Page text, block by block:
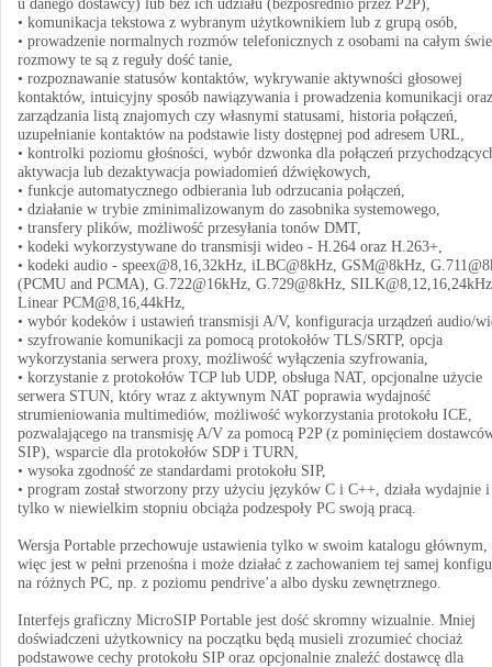
u danego dostawcy) lub bez ich udziału (bezpośrednio przez P2P),
• komunikacja tekstowa z wybranym użytkownikiem lub z grupą osób,
• prowadzenie normalnych rozmów telefonicznych z osobami na całym
rozmowy te są z reguły dość tanie,
• rozpoznawanie statusów kontaktów, wykrywanie aktywności głosowej
kontaktów, intuicyjny sposób nawiązywania i prowadzenia komunikacji oraz
zarządzania listą znajomych czy własnymi statusami, historia połączeń,
uzupełnianie kontaktów na podstawie listy dostępnej pod adresem URL,
• kontrolki poziomu głośności, wybór dzwonka dla połączeń
aktywacja lub dezaktywacja powiadomień dźwiękowych,
• funkcje automatycznego odbierania lub odrzucania połączeń,
• działanie w trybie zminimalizowanym do zasobnika systemowego,
• transfery plików, możliwość przesyłania tonów DMT,
• kodeki wykorzystywane do transmisji wideo - H.264 oraz H.263+,
• kodeki audio - speex@8,16,32kHz, iLBC@8kHz, GSM@8kHz,
(PCMU and PCMA), G.722@16kHz, G.729@8kHz,
Linear PCM@8,16,44kHz,
• wybór kodeków i ustawień transmisji A/V, konfiguracja urządzeń audio/
• szyfrowanie komunikacji za pomocą protokołów TLS/SRTP, opcja
wykorzystania serwera proxy, możliwość wyłączenia szyfrowania,
• korzystanie z protokołów TCP lub UDP, obsługa NAT, opcjonalne użycie
serwera STUN, który wraz z aktywnym NAT poprawia wydajność
strumieniowania multimediów, możliwość wykorzystania protokołu ICE,
pozwalającego na transmisję A/V za pomocą P2P (z pominięciem
SIP), wsparcie dla protokołów SDP i TURN,
• wysoka zgodność ze standardami protokołu SIP,
• program został stworzony przy użyciu języków C i C++, działa wydajnie i
tylko w niewielkim stopniu obciąża podzespoły PC swoją pracą.
Wersja Portable przechowuje ustawienia tylko w swoim katalogu głównym,
więc jest w pełni przenośna i może działać z zachowaniem tej samej
na różnych PC, np. z poziomu pendrive’a albo dysku zewnętrznego.
Interfejs graficzny MicroSIP Portable jest dość skromny wizualnie. Mniej
doświadczeni użytkownicy na początku będą musieli zrozumieć chociaż
podstawowe cechy protokołu SIP oraz opcjonalnie znaleźć dostawcę dla